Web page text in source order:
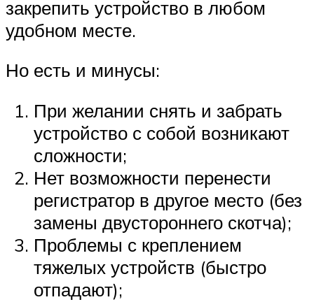
закрепить устройство в любом
удобном месте.
Но есть и минусы:
При желании снять и забрать
устройство с собой возникают
сложности;
Нет возможности перенести
регистратор в другое место (без
замены двустороннего скотча);
Проблемы с креплением
тяжелых устройств (быстро
отпадают);